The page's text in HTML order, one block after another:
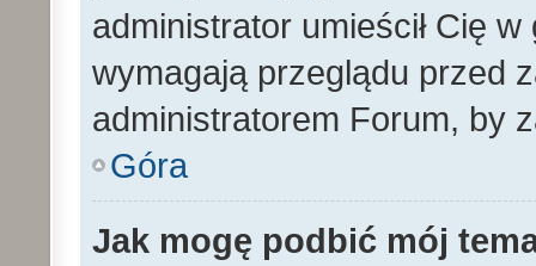
administrator umieścił Cię
wymagają przeglądu przed
administratorem Forum, by
Góra
Jak mogę podbić mój